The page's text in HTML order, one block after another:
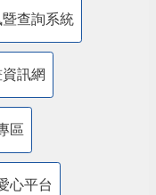
查詢系統
訊網
區
心平台